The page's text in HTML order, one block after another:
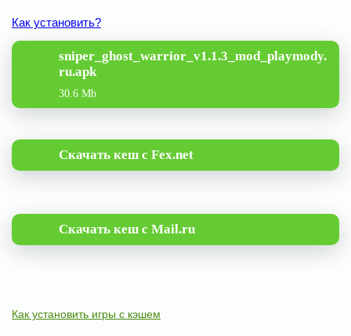
Как установить?
sniper_ghost_warrior_v1.1.3_mod_playmody.
ru.apk
30.6 Mb
Скачать кеш с Fex.net
Скачать кеш с Mail.ru
Как установить игры с кэшем